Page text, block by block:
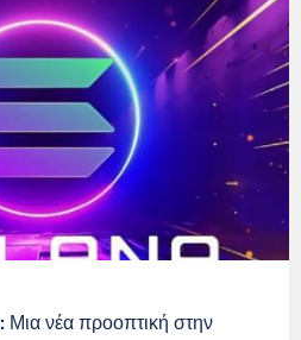
νέα προοπτική στην